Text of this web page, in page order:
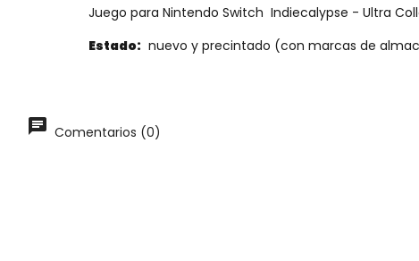
Juego para Nintendo Switch Indiecalypse - Ultra
Estado: nuevo y precintado (con marcas de
Comentarios (0)